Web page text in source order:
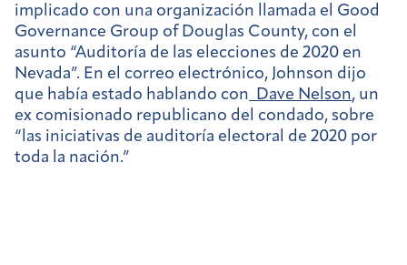
implicado con una organización llamada el Good
Governance Group of Douglas County, con el
asunto “Auditoría de las elecciones de 2020 en
Nevada”. En el correo electrónico, Johnson dijo
que había estado hablando con
Dave Nelson, un
ex comisionado republicano del condado, sobre
“las iniciativas de auditoría electoral de 2020 por
toda la nación.”